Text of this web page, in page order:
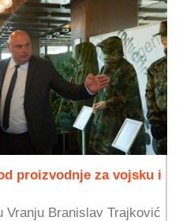
proizvodnje za vojsku i
Vranju Branislav Trajković